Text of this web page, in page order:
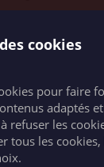
cookies
pour faire
adaptés
refuser les
tous les